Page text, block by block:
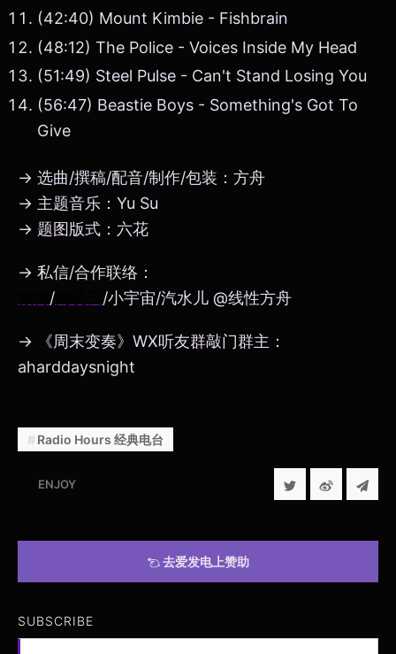
(42:40) Mount Kimbie - Fishbrain
(48:12) The Police - Voices Inside My Head
(51:49) Steel Pulse - Can't Stand Losing You
(56:47) Beastie Boys - Something's Got To
Give
→ 选曲/撰稿/配音/制作/包装：方舟
→ 主题音乐：Yu Su
→ 题图版式：六花
→ 私信/合作联络：
/ /小宇宙/汽水儿 @线性方舟
→ 《周末变奏》WX听友群敲门群主：
aharddaysnight
Radio Hours 经典电台
ENJOY
去爱发电上赞助
SUBSCRIBE